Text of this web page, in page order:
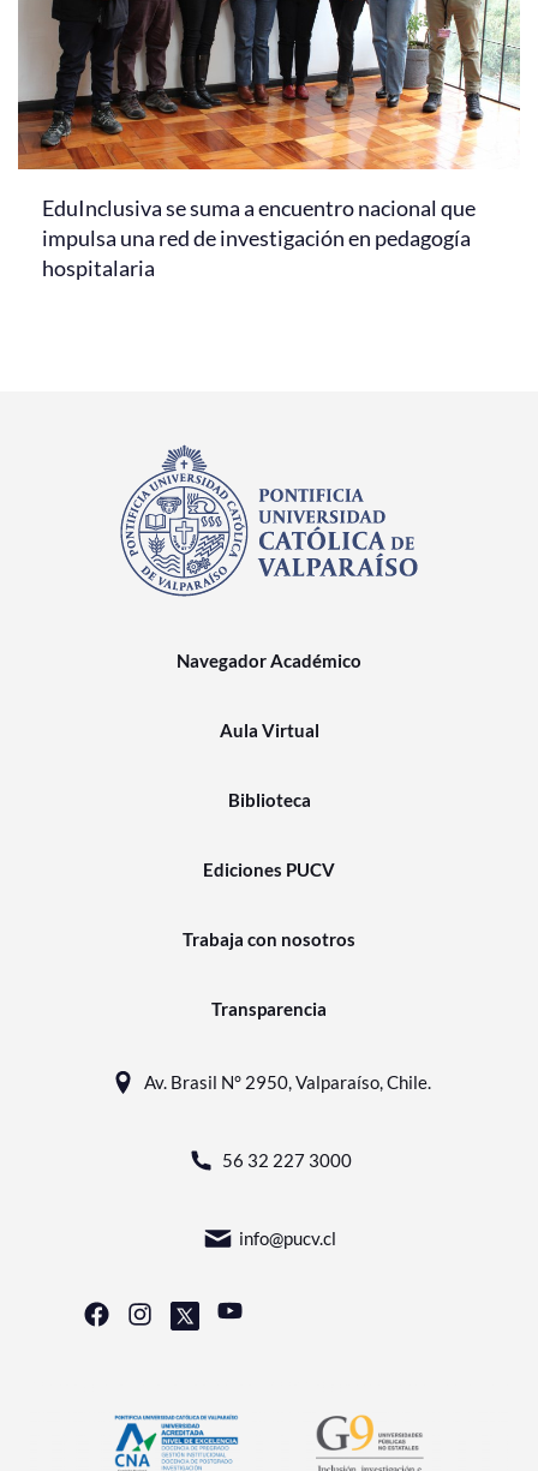
EduInclusiva se suma a encuentro nacional que
impulsa una red de investigación en pedagogía
hospitalaria
Navegador Académico
Aula Virtual
Biblioteca
Ediciones PUCV
Trabaja con nosotros
Transparencia
Av. Brasil N° 2950, Valparaíso, Chile.
56 32 227 3000
info@pucv.cl